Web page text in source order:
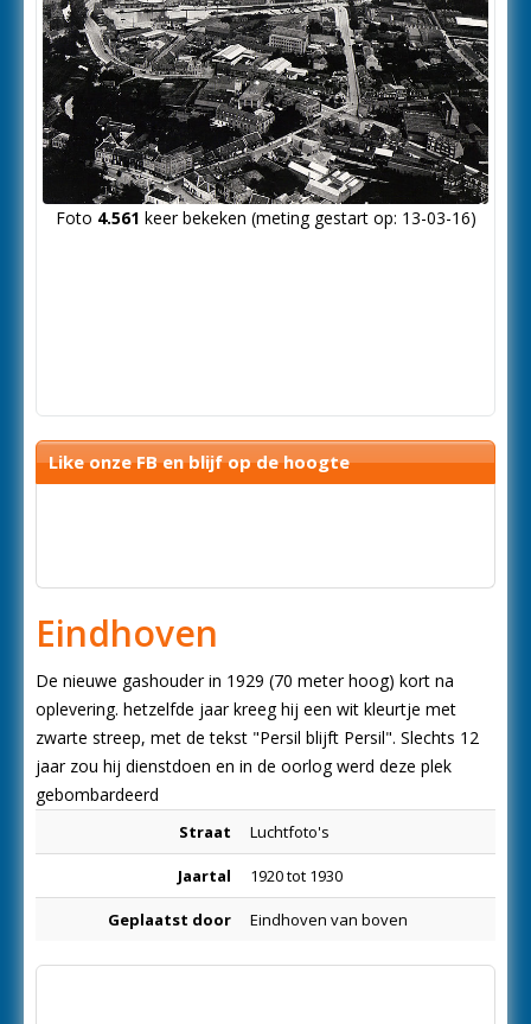
Foto 4.561 keer bekeken (meting gestart op: 13-03-16)
Like onze FB en blijf op de hoogte
Eindhoven
De nieuwe gashouder in 1929 (70 meter hoog) kort na
oplevering. hetzelfde jaar kreeg hij een wit kleurtje met
zwarte streep, met de tekst "Persil blijft Persil". Slechts 12
jaar zou hij dienstdoen en in de oorlog werd deze plek
gebombardeerd
Straat Luchtfoto's
Jaartal 1920 tot 1930
Geplaatst door Eindhoven van boven